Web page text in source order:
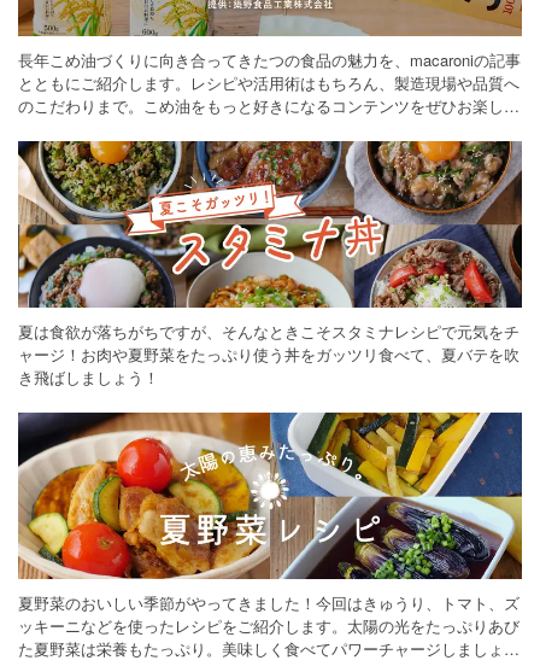
長年こめ油づくりに向き合ってきたつの食品の魅力を、macaroniの記事
とともにご紹介します。レシピや活用術はもちろん、製造現場や品質へ
のこだわりまで。こめ油をもっと好きになるコンテンツをぜひお楽しみ
夏は食欲が落ちがちですが、そんなときこそスタミナレシピで元気をチ
ャージ！お肉や夏野菜をたっぷり使う丼をガッツリ食べて、夏バテを吹
き飛ばしましょう！
夏野菜のおいしい季節がやってきました！今回はきゅうり、トマト、ズ
ッキーニなどを使ったレシピをご紹介します。太陽の光をたっぷりあび
た夏野菜は栄養もたっぷり。美味しく食べてパワーチャージしましょう